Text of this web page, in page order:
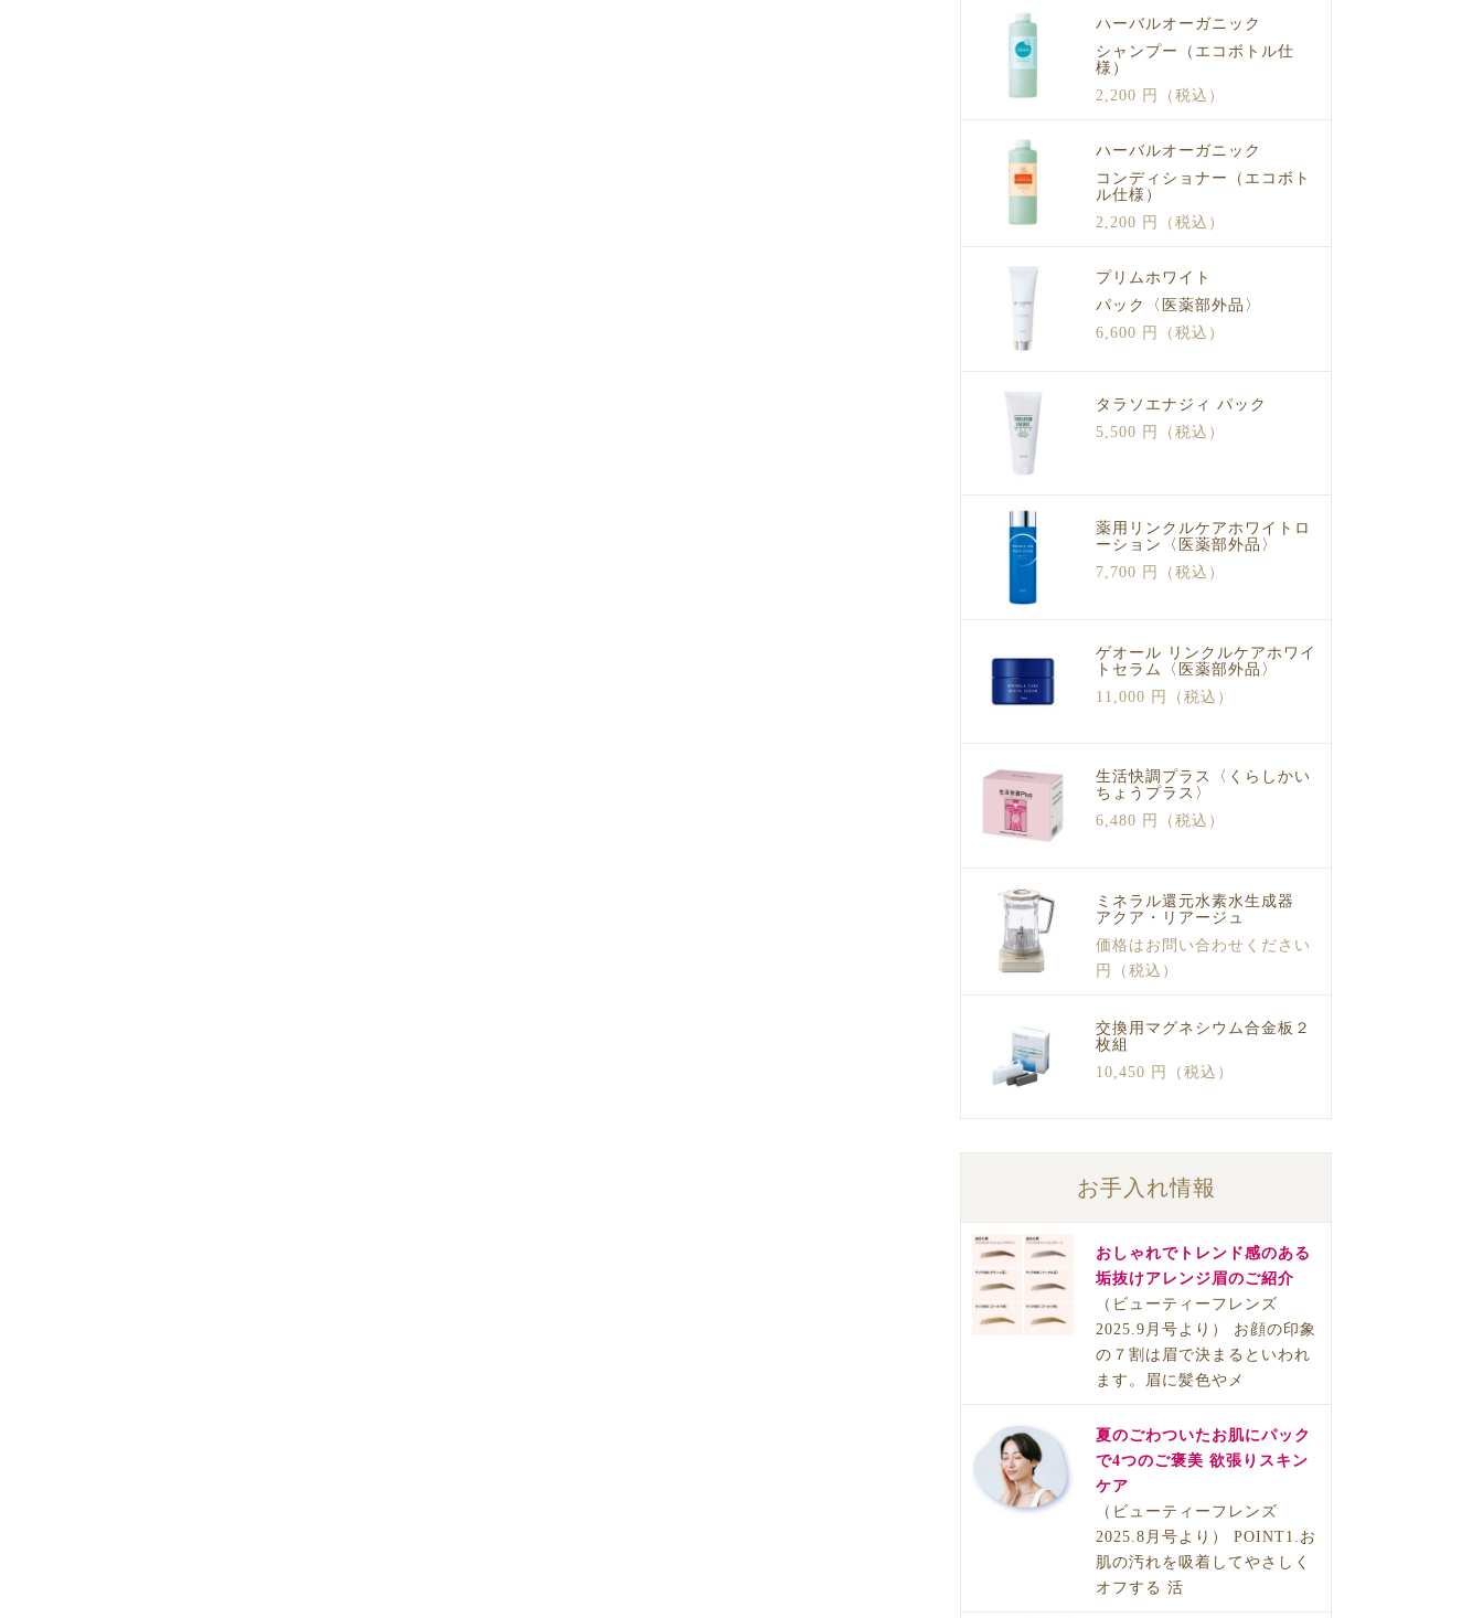
ハーバルオーガニック
シャンプー（エコボトル仕
様）
2,200 円（税込）
ハーバルオーガニック
コンディショナー（エコボト
ル仕様）
2,200 円（税込）
プリムホワイト
パック〈医薬部外品〉
6,600 円（税込）
タラソエナジィ パック
5,500 円（税込）
薬用リンクルケアホワイトロ
ーション〈医薬部外品〉
7,700 円（税込）
ゲオール リンクルケアホワイ
トセラム〈医薬部外品〉
11,000 円（税込）
生活快調プラス〈くらしかい
ちょうプラス〉
6,480 円（税込）
ミネラル還元水素水生成器
アクア・リアージュ
価格はお問い合わせください
円（税込）
交換用マグネシウム合金板２
枚組
10,450 円（税込）
お手入れ情報
おしゃれでトレンド感のある
垢抜けアレンジ眉のご紹介
（ビューティーフレンズ
2025.9月号より） お顔の印象
の７割は眉で決まるといわれ
ます。眉に髪色やメ
夏のごわついたお肌にパック
で4つのご褒美 欲張りスキン
ケア
（ビューティーフレンズ
2025.8月号より） POINT1.お
肌の汚れを吸着してやさしく
オフする 活